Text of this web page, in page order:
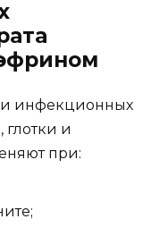
и инфекционных
глотки и
при: